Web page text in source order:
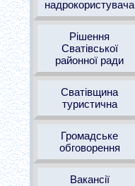
надрокористувача
Рішення
Сватівської
районної ради
Сватівщина
туристична
Громадське
обговорення
Вакансії